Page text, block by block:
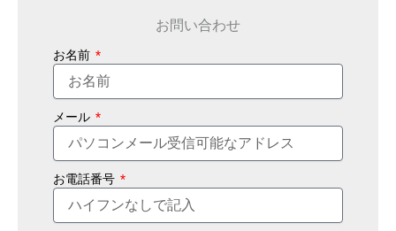
お問い合わせ
お名前
メール
お電話番号